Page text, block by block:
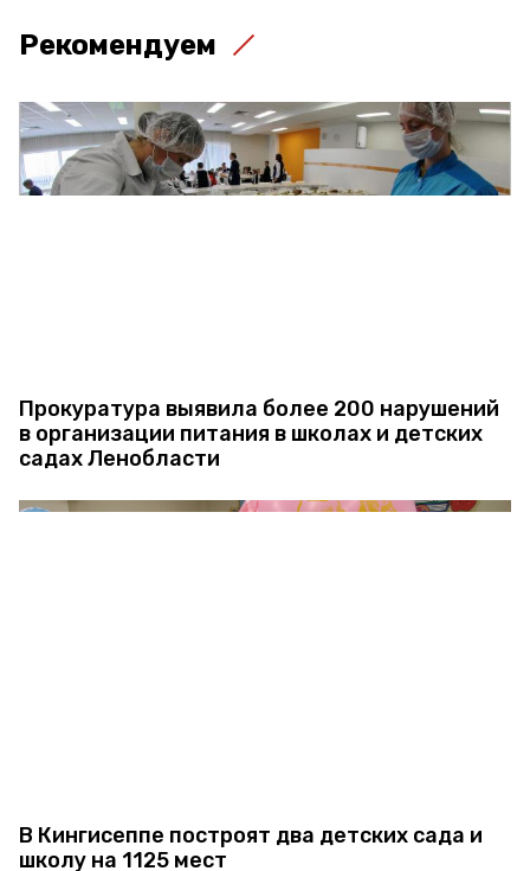
Рекомендуем
Прокуратура выявила более 200 нарушений
в организации питания в школах и детских
садах Ленобласти
В Кингисеппе построят два детских сада и
школу на 1125 мест